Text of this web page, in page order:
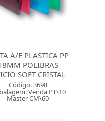
A/E PLASTICA PP
POLIBRAS
SOFT CRISTAL
Código: 3698
Venda PT\10
Master CM\60